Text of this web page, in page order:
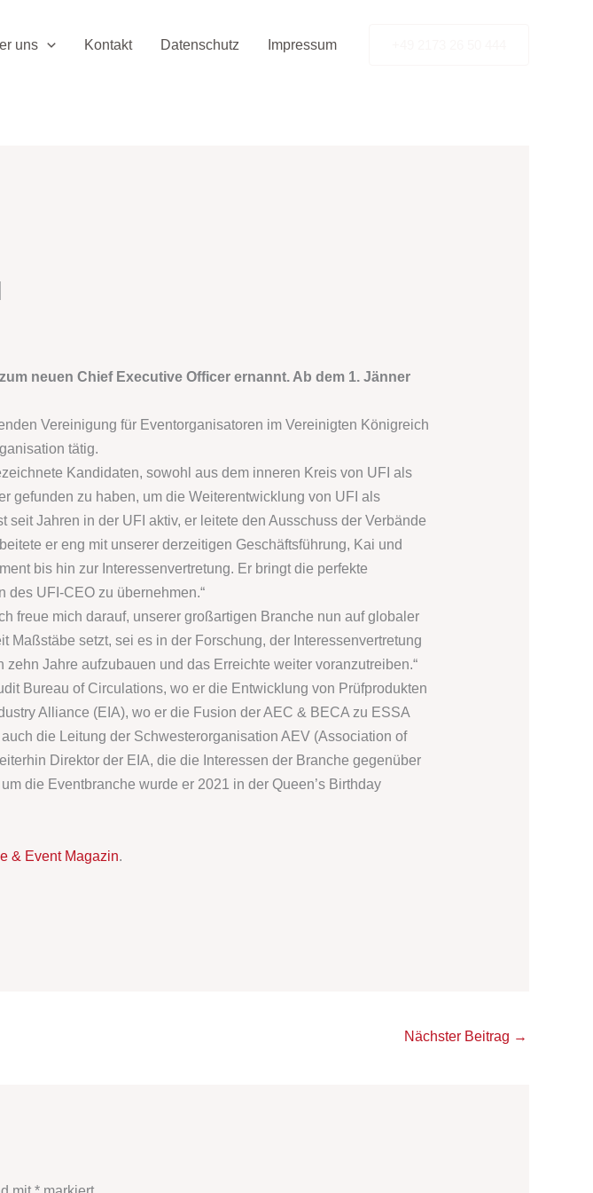
uns Kontakt Datenschutz Impressum
neuen Chief Executive Officer ernannt. Ab dem 1. Jänner
Vereinigung für Eventorganisatoren im Vereinigten Königreich
tätig.
Kandidaten, sowohl aus dem inneren Kreis von UFI als
gefunden zu haben, um die Weiterentwicklung von UFI als
Jahren in der UFI aktiv, er leitete den Ausschuss der Verbände
er eng mit unserer derzeitigen Geschäftsführung, Kai und
bis hin zur Interessenvertretung. Er bringt die perfekte
UFI-CEO zu übernehmen.“
freue mich darauf, unserer großartigen Branche nun auf globaler
Maßstäbe setzt, sei es in der Forschung, der Interessenvertretung
Jahre aufzubauen und das Erreichte weiter voranzutreiben.“
Bureau of Circulations, wo er die Entwicklung von Prüfprodukten
Alliance (EIA), wo er die Fusion der AEC & BECA zu ESSA
die Leitung der Schwesterorganisation AEV (Association of
Direktor der EIA, die die Interessen der Branche gegenüber
die Eventbranche wurde er 2021 in der Queen’s Birthday
& Event Magazin.
Nächster Beitrag →